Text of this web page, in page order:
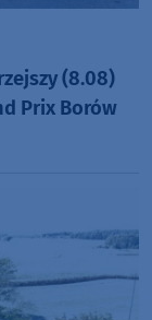
(8.08)
Prix Borów